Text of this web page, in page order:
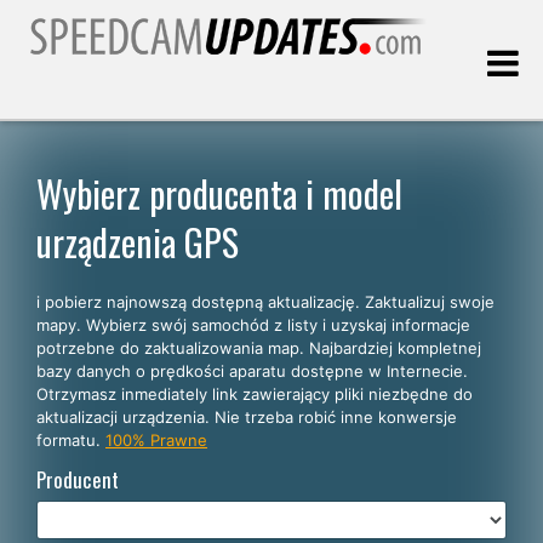
WYBIERZ SWÓJ JĘZYK
Polski
English
Español
Português
Wybierz producenta i model
urządzenia GPS
i pobierz najnowszą dostępną aktualizację. Zaktualizuj swoje
mapy. Wybierz swój samochód z listy i uzyskaj informacje
potrzebne do zaktualizowania map. Najbardziej kompletnej
bazy danych o prędkości aparatu dostępne w Internecie.
Otrzymasz inmediately link zawierający pliki niezbędne do
aktualizacji urządzenia. Nie trzeba robić inne konwersje
formatu. 100% Prawne
Producent